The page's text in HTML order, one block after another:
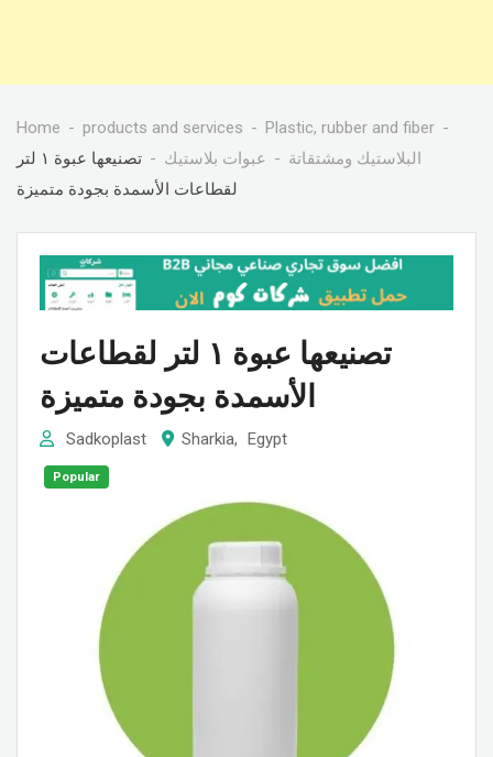
Home products and services
Plastic, rubber and fiber
البلاستيك ومشتقاتة
عبوات بلاستيك
تصنيعها عبوة ١ لتر
لقطاعات الأسمدة بجودة متميزة
تصنيعها عبوة ١ لتر لقطاعات
الأسمدة بجودة متميزة
Sadkoplast Sharkia, Egypt
Popular